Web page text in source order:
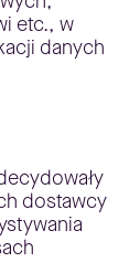
etc., w
danych
dostawcy